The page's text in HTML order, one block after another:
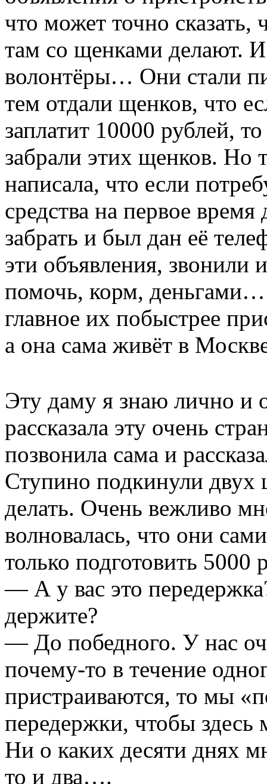
что может точно сказать,
там со щенками делают.
волонтёры… Они стали
тем отдали щенков, что
заплатит 10000 рублей,
забрали этих щенков. Но
написала, что если
средства на первое
забрать и был дан её
эти объявления,
помочь, корм, деньгами…
главное их побыстрее
а она сама живёт в
Эту даму я знаю лично и
рассказала эту очень
позвонила сама и
Ступино подкинули двух
делать. Очень вежливо
волновалась, что они
только подготовить 5000
— А у вас это
держите?
— До победного. У нас
почему-то в течение
пристраиваются, то мы
передержки, чтобы здесь
Ни о каких десяти днях
то и два….